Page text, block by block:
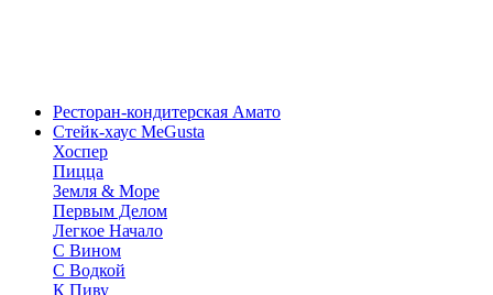
Ресторан-кондитерская Амато
Стейк-хаус MeGusta
Хоспер
Пицца
Земля & Море
Первым Делом
Легкое Начало
С Вином
С Водкой
К Пиву